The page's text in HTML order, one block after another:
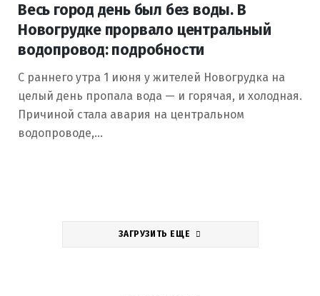
Весь город день был без воды. В
Новогрудке прорвало центральный
водопровод: подробности
С раннего утра 1 июня у жителей Новогрудка на
целый день пропала вода — и горячая, и холодная.
Причиной стала авария на центральном
водопроводе,…
ЗАГРУЗИТЬ ЕЩЕ